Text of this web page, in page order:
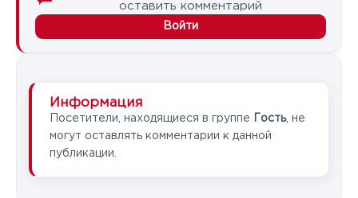
оставить комментарий
Войти
Информация
Посетители, находящиеся в группе Гость, не
могут оставлять комментарии к данной
публикации.